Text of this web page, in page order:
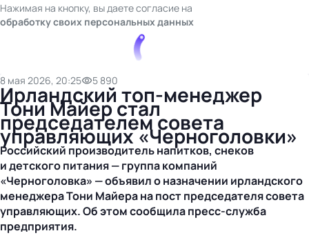
Нажимая на кнопку, вы даете согласие на
обработку своих персональных данных
8 мая 2026, 20:25 5 890
Ирландский топ-менеджер
Тони Майер стал
председателем совета
управляющих «Черноголовки»
Российский производитель напитков, снеков
и детского питания — группа компаний
«Черноголовка» — объявил о назначении ирландского
менеджера Тони Майера на пост председателя совета
управляющих. Об этом сообщилапресс-служба
предприятия.